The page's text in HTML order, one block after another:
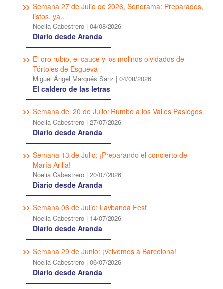
Semana 27 de Julio de 2026, Sonorama: Preparados,
listos, ya…
Noelia Cabestrero | 04/08/2026
Diario desde Aranda
El oro rubio, el cauce y los molinos olvidados de
Tórtoles de Esgueva
Miguel Ángel Marqués Sanz | 04/08/2026
El caldero de las letras
Semana del 20 de Julio: Rumbo a los Valles Pasiegos
Noelia Cabestrero | 27/07/2026
Diario desde Aranda
Semana 13 de Julio: ¡Preparando el concierto de
María Arilla!
Noelia Cabestrero | 20/07/2026
Diario desde Aranda
Semana 06 de Julio: Lavbanda Fest
Noelia Cabestrero | 14/07/2026
Diario desde Aranda
Semana 29 de Junio: ¡Volvemos a Barcelona!
Noelia Cabestrero | 06/07/2026
Diario desde Aranda